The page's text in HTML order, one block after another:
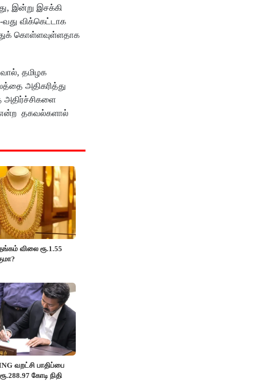
இன்று இசக்கி
விக்கெட்டாக
கொள்ளவுள்ளதாக
தமிழக
அதிகரித்து
அதிர்ச்சிகளை
என்ற தகவல்களால்
விலை ரூ.1.55
வறட்சி பாதிப்பை
கோடி நிதி